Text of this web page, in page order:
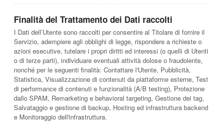
Finalità del Trattamento dei Dati raccolti
I Dati dell’Utente sono raccolti per consentire al Titolare di fornire il
Servizio, adempiere agli obblighi di legge, rispondere a richieste o
azioni esecutive, tutelare i propri diritti ed interessi (o quelli di Utenti
o di terze parti), individuare eventuali attività dolose o fraudolente,
nonché per le seguenti finalità: Contattare l'Utente, Pubblicità,
Statistica, Visualizzazione di contenuti da piattaforme esterne, Test
di performance di contenuti e funzionalità (A/B testing), Protezione
dallo SPAM, Remarketing e behavioral targeting, Gestione dei tag,
Salvataggio e gestione di backup, Hosting ed infrastruttura backend
e Monitoraggio dell'infrastruttura.